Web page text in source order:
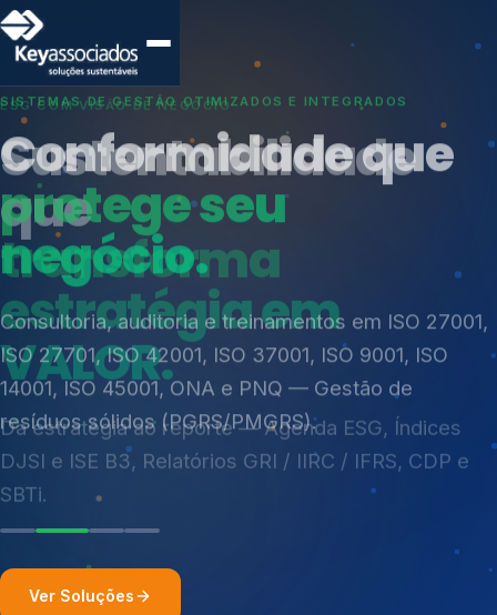
SISTEMAS DE GESTÃO OTIMIZADOS E INTEGRADOS
Conformidade que
protege seu
negócio.
Consultoria, auditoria e treinamentos em ISO 27001,
ISO 27701, ISO 42001, ISO 37001, ISO 9001, ISO
14001, ISO 45001, ONA e PNQ — Gestão de
resíduos sólidos (PGRS/PMGRS).
Índices de Mercado
Mudanças Climáticas
Reputação e Cadeia
Reporte Regulatório
Ver Soluções